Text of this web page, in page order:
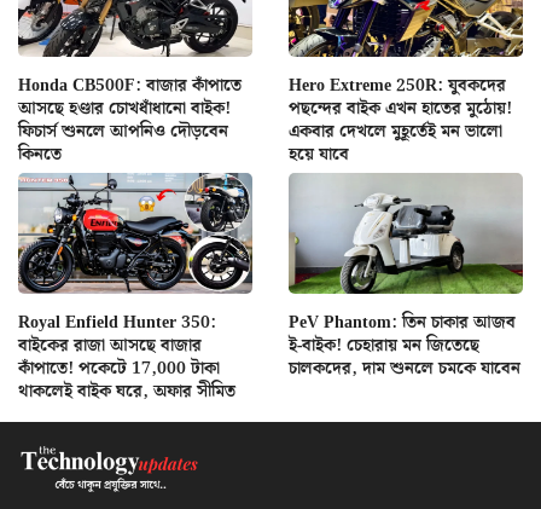
Honda CB500F: বাজার কাঁপাতে
আসছে হণ্ডার চোখধাঁধানো বাইক!
ফিচার্স শুনলে আপনিও দৌড়বেন
কিনতে
Hero Extreme 250R: যুবকদের
পছন্দের বাইক এখন হাতের মুঠোয়!
একবার দেখলে মুহূর্তেই মন ভালো
হয়ে যাবে
Royal Enfield Hunter 350:
বাইকের রাজা আসছে বাজার
কাঁপাতে! পকেটে 17,000 টাকা
থাকলেই বাইক ঘরে, অফার সীমিত
PeV Phantom: তিন চাকার আজব
ই-বাইক! চেহারায় মন জিতেছে
চালকদের, দাম শুনলে চমকে যাবেন